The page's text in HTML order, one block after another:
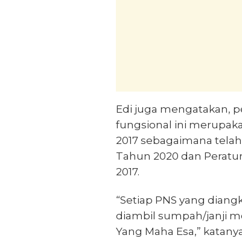
Edi juga mengatakan,
fungsional ini
2017 sebagaimana
Tahun 2020 dan
2017.
“Setiap PNS yang
diambil sumpah/janji
Yang Maha Esa,”